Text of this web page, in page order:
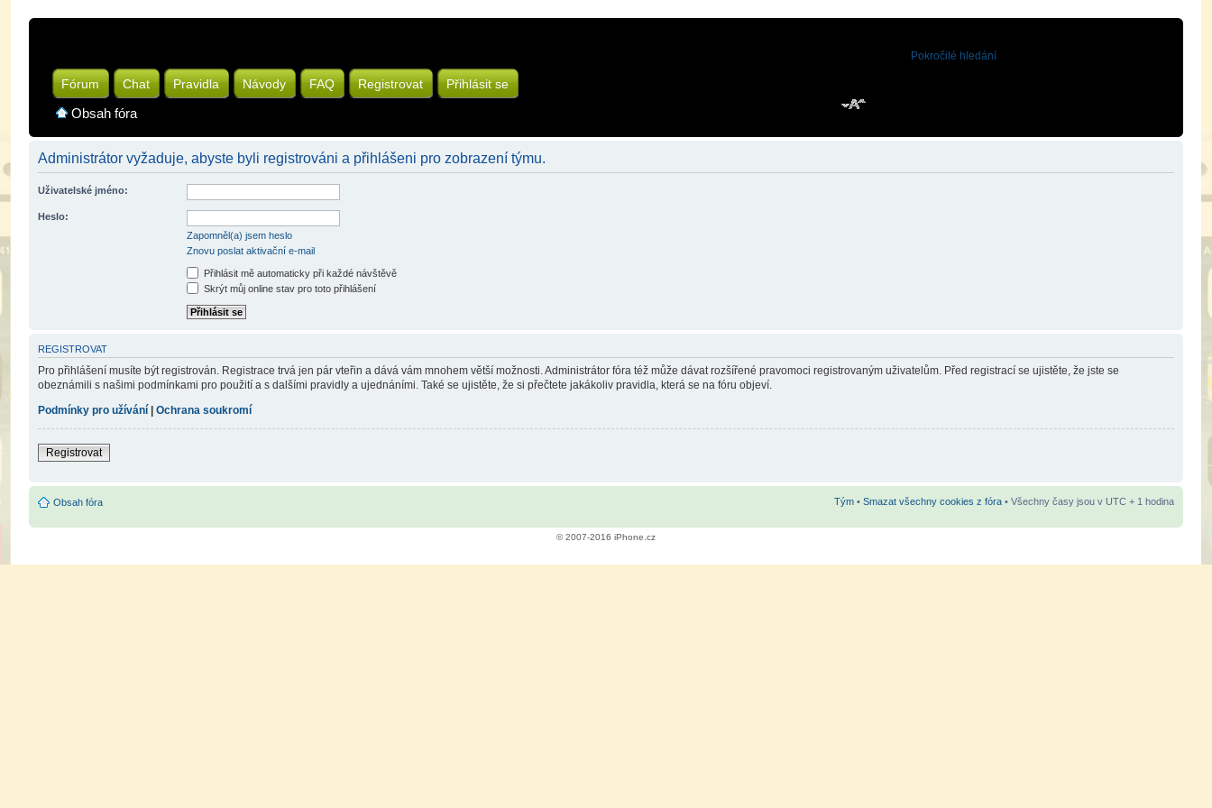
Fórum Chat Pravidla Návody FAQ Registrovat Přihlásit se
Obsah fóra
Pokročilé hledání
Administrátor vyžaduje, abyste byli registrováni a přihlášeni pro zobrazení týmu.
Uživatelské jméno:
Heslo:
Zapomněl(a) jsem heslo
Znovu poslat aktivační e-mail
Přihlásit mě automaticky při každé návštěvě
Skrýt můj online stav pro toto přihlášení
REGISTROVAT
Pro přihlášení musíte být registrován. Registrace trvá jen pár vteřin a dává vám mnohem větší možnosti. Administrátor fóra též může dávat rozšířené pravomoci registrovaným uživatelům. Před registrací se ujistěte, že jste se
obeznámili s našimi podmínkami pro použití a s dalšími pravidly a ujednáními. Také se ujistěte, že si přečtete jakákoliv pravidla, která se na fóru objeví.
Podmínky pro užívání | Ochrana soukromí
Registrovat
Obsah fóra Tým • Smazat všechny cookies z fóra • Všechny časy jsou v UTC + 1 hodina
© 2007-2016 iPhone.cz